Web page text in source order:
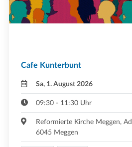
Cafe Kunterbunt
Sa, 1. August 2026
09:30 - 11:30 Uhr
Reformierte Kirche Meggen,
6045 Meggen